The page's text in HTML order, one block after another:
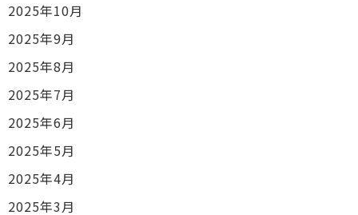
2025年10月
2025年9月
2025年8月
2025年7月
2025年6月
2025年5月
2025年4月
2025年3月